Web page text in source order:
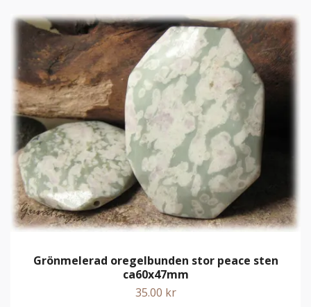
Grönmelerad oregelbunden stor peace sten
ca60x47mm
35.00 kr